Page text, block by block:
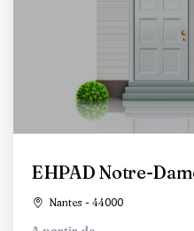
EHPAD Notre-
Nantes - 44000